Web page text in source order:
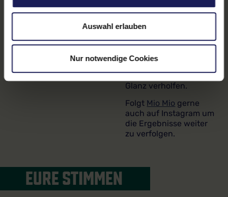
Auswahl erlauben
Nur notwendige Cookies
gemeinsam mit deren
Eltern und freiwilligen
Schulmauer
neugestaltet und dem
Farben zu neuem
Glanz verholfen.
Folgt Mio Mio gerne
auch auf Instagram um
die Ergebnisse weiter
zu verfolgen.
EURE STIMMEN